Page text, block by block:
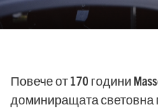
Повече от 170 години
доминиращата световна